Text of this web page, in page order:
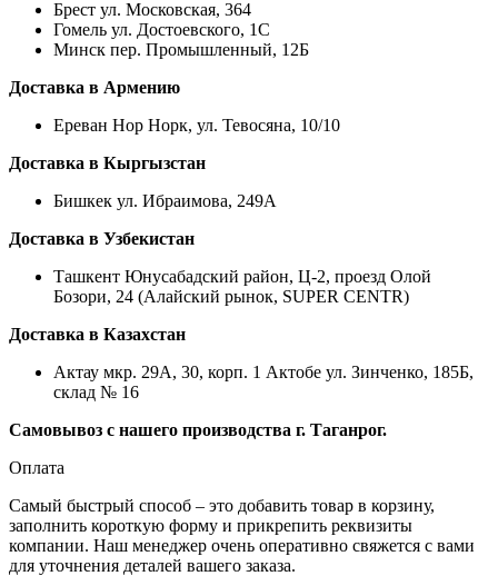
Брест ул. Московская, 364
Гомель ул. Достоевского, 1С
Минск пер. Промышленный, 12Б
Доставка в Армению
Ереван Нор Норк, ул. Тевосяна, 10/10
Доставка в Кыргызстан
Бишкек ул. Ибраимова, 249А
Доставка в Узбекистан
Ташкент Юнусабадский район, Ц-2, проезд Олой
Бозори, 24 (Алайский рынок, SUPER CENTR)
Доставка в Казахстан
Актау мкр. 29А, 30, корп. 1 Актобе ул. Зинченко, 185Б,
склад № 16
Самовывоз с нашего производства г. Таганрог.
Оплата
Самый быстрый способ – это добавить товар в корзину,
заполнить короткую форму и прикрепить реквизиты
компании. Наш менеджер очень оперативно свяжется с вами
для уточнения деталей вашего заказа.